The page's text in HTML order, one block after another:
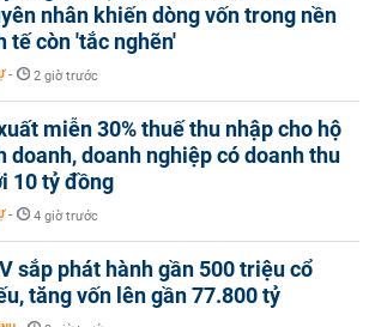
nhân khiến dòng vốn trong nền
tế còn 'tắc nghẽn'
- 2 giờ trước
miễn 30% thuế thu nhập cho hộ
doanh, doanh nghiệp có doanh thu
10 tỷ đồng
- 4 giờ trước
sắp phát hành gần 500 triệu cổ
tăng vốn lên gần 77.800 tỷ